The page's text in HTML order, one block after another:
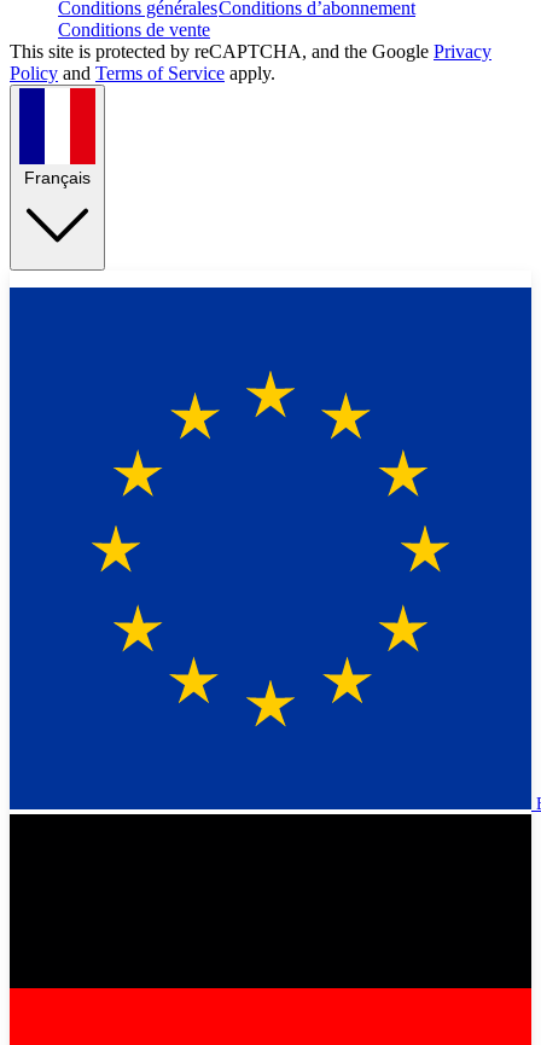
Conditions généralesConditions d’abonnement
Conditions de vente
This site is protected by reCAPTCHA, and the Google Privacy
Policy and Terms of Service apply.
Français